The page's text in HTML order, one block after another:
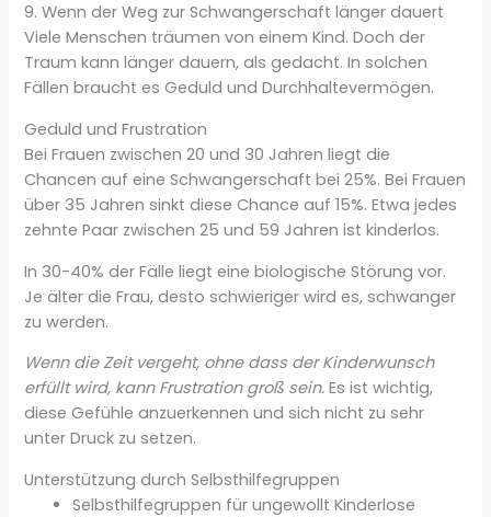
9. Wenn der Weg zur Schwangerschaft länger dauert
Viele Menschen träumen von einem Kind. Doch der
Traum kann länger dauern, als gedacht. In solchen
Fällen braucht es Geduld und Durchhaltevermögen.
Geduld und Frustration
Bei Frauen zwischen 20 und 30 Jahren liegt die
Chancen auf eine Schwangerschaft bei 25%. Bei Frauen
über 35 Jahren sinkt diese Chance auf 15%. Etwa jedes
zehnte Paar zwischen 25 und 59 Jahren ist kinderlos.
In 30-40% der Fälle liegt eine biologische Störung vor.
Je älter die Frau, desto schwieriger wird es, schwanger
zu werden.
Wenn die Zeit vergeht, ohne dass der Kinderwunsch
erfüllt wird, kann Frustration groß sein. Es ist wichtig,
diese Gefühle anzuerkennen und sich nicht zu sehr
unter Druck zu setzen.
Unterstützung durch Selbsthilfegruppen
Selbsthilfegruppen für ungewollt Kinderlose